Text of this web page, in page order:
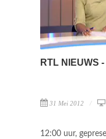
RTL NIEUWS
31 Mei 2012
12:00 uur,